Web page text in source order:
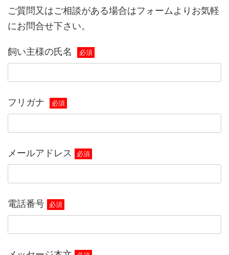
ご質問又はご相談がある場合はフォームよりお気軽
にお問合せ下さい。
飼い主様の氏名 必須
フリガナ 必須
メールアドレス 必須
電話番号 必須